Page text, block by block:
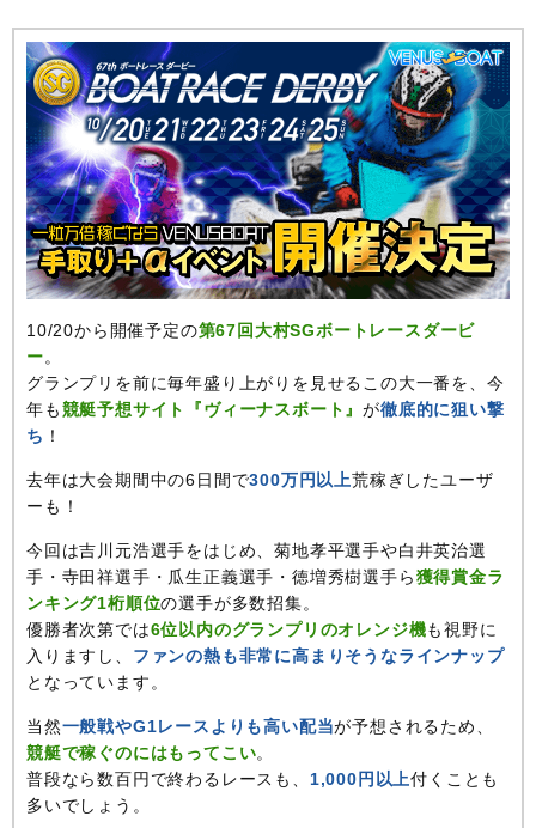
10/20から開催予定の第67回大村SGボートレースダービ
ー。
グランプリを前に毎年盛り上がりを見せるこの大一番を、今
年も競艇予想サイト『ヴィーナスボート』が徹底的に狙い撃
ち ！
去年は大会期間中の6日間で300万円以上荒稼ぎしたユーザ
ーも！
今回は吉川元浩選手をはじめ、菊地孝平選手や白井英治選
手・寺田祥選手・瓜生正義選手・徳増秀樹選手ら獲得賞金ラ
ンキング1桁順位の選手が多数招集。
優勝者次第では6位以内のグランプリのオレンジ機も視野に
入りますし、 ファンの熱も非常に高まりそうなラインナップ
となっています。
当然一般戦やG1レースよりも高い配当が予想されるため、
競艇で稼ぐのにはもってこい。
普段なら数百円で終わるレースも、 1,000円以上付くことも
多いでしょう。